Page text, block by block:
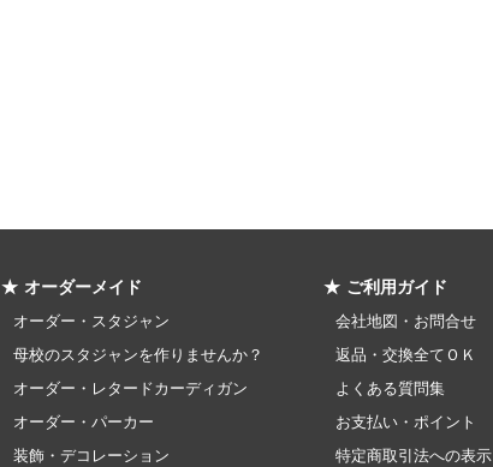
★ オーダーメイド
オーダー・スタジャン
母校のスタジャンを作りませんか？
オーダー・レタードカーディガン
オーダー・パーカー
装飾・デコレーション
★ ご利用ガイド
会社地図・お問合せ
返品・交換全てＯＫ
よくある質問集
お支払い・ポイント
特定商取引法への表示